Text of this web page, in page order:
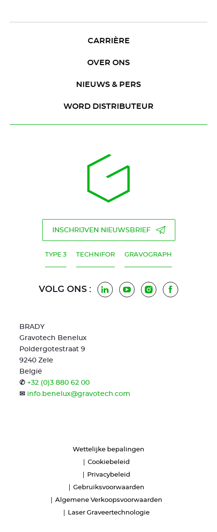
CARRIÈRE
OVER ONS
NIEUWS & PERS
WORD DISTRIBUTEUR
INSCHRIJVEN NIEUWSBRIEF
TYPE 3 TECHNIFOR GRAVOGRAPH
VOLG ONS : LinkedInYoutubeInstagramFacebook
BRADY
Gravotech Benelux
Poldergotestraat 9
9240 Zele
België
✆ +32 (0)3 880 62 00
✉ info.benelux@gravotech.com
Wettelijke bepalingen
Cookiebeleid
Privacybeleid
Gebruiksvoorwaarden
Algemene Verkoopsvoorwaarden
Laser Graveertechnologie